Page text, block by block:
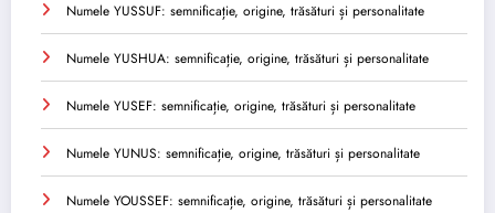
Numele YUSSUF: semnificație, origine, trăsături și personalitate
Numele YUSHUA: semnificație, origine, trăsături și personalitate
Numele YUSEF: semnificație, origine, trăsături și personalitate
Numele YUNUS: semnificație, origine, trăsături și personalitate
Numele YOUSSEF: semnificație, origine, trăsături și personalitate